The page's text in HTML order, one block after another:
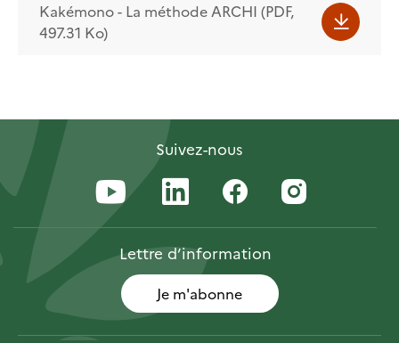
Kakémono - La méthode ARCHI (PDF,
497.31 Ko)
Suivez-nous
Lettred’information
Je m'abonne